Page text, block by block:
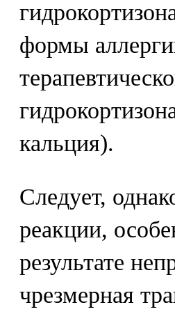
формы
кальция).
Следует,
реакции,
результате
чрезмерная